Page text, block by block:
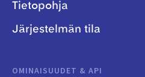
Tietopohja
Järjestelmän tila
OMINAISUUDET & API